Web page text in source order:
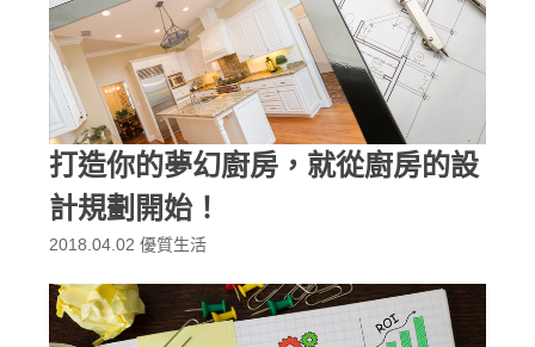
打造你的夢幻廚房，就從廚房的設
計規劃開始！
2018.04.02 優質生活